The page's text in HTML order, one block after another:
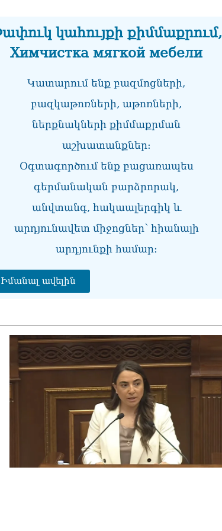
կահույքի քիմմաքրում,
Химчистка мягкой мебели
Կատարում ենք բազմոցների,
բազկաթոռների, աթոռների,
ներքնակների քիմմաքրման
աշխատանքներ:
Օգտագործում ենք բացառապես
գերմանական բարձրորակ,
անվտանգ, հակաալերգիկ և
արդյունավետ միջոցներ՝ հիանալի
արդյունքի համար։
Իմանալ ավելին